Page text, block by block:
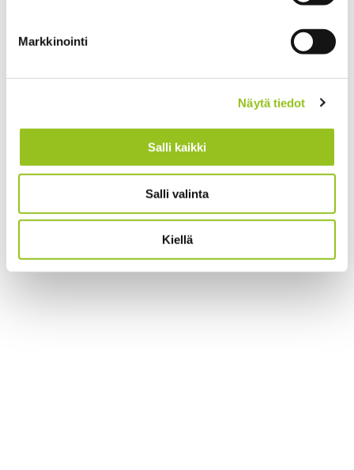
Markkinointi
Näytä tiedot
Salli kaikki
Salli valinta
Kiellä